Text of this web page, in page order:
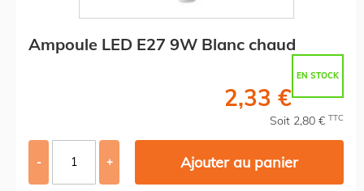
Ampoule LED E27 9W Blanc chaud
EN STOCK
2,33 €
Soit 2,80 € TTC
- + Ajouter au panier